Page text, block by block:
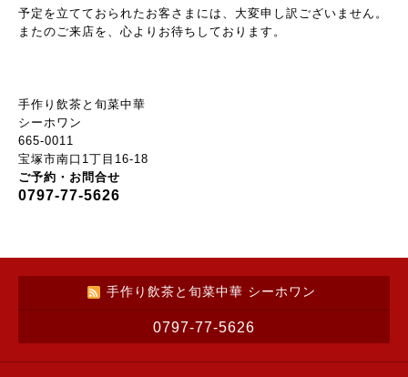
予定を立てておられたお客さまには、大変申し訳ございません。
またのご来店を、心よりお待ちしております。
手作り飲茶と旬菜中華
シーホワン
665-0011
宝塚市南口1丁目16-18
ご予約・お問合せ
0797-77-5626
手作り飲茶と旬菜中華 シーホワン
0797-77-5626